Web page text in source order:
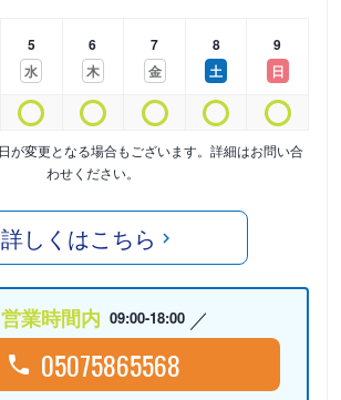
5
水
6
木
7
金
8
土
9
日
が変更となる場合もございます。詳細はお問い合
わせください。
詳しくはこちら
営業時間内 09:00-18:00
05075865568